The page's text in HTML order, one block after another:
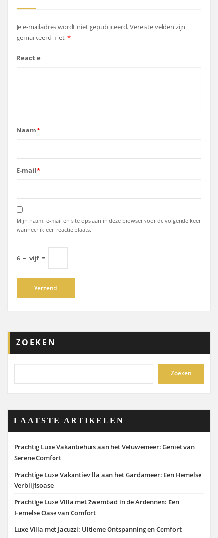
Je e-mailadres wordt niet gepubliceerd.Vereiste velden zijn
gemarkeerd met *
Reactie
Naam*
E-mail*
Mijn naam, e-mail en site opslaan in deze browser voor de volgende keer
wanneer ik een reactie plaats.
6 − vijf =
ZOEKEN
Zoeken
LAATSTE ARTIKELEN
Prachtig Luxe Vakantiehuis aan het Veluwemeer: Geniet van
Serene Comfort
Prachtige Luxe Vakantievilla aan het Gardameer: Een Hemelse
Verblijfsoase
Prachtige Luxe Villa met Zwembad in de Ardennen: Een
Hemelse Oase van Comfort
Luxe Villa met Jacuzzi: Ultieme Ontspanning en Comfort